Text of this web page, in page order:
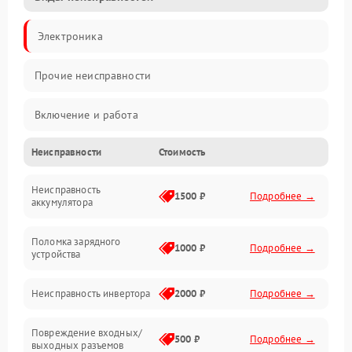
Электроника
Прочие неисправности
Включение и работа
Работа с нагрузкой
Звук и индикация
Неисправности Стоимость
Неисправность
аккумулятора
1500 ₽ Подробнее →
Поломка зарядного
устройства
1000 ₽ Подробнее →
Неисправность инвертора 2000 ₽ Подробнее →
Повреждение входных/
выходных разъемов
500 ₽ Подробнее →